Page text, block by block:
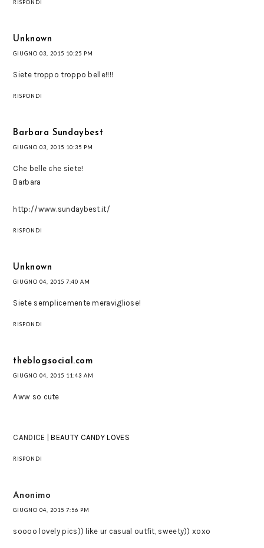
RISPONDI
Unknown
GIUGNO 03, 2015 10:25 PM
Siete troppo troppo belle!!!!
RISPONDI
Barbara Sundaybest
GIUGNO 03, 2015 10:35 PM
Che belle che siete!
Barbara
http://www.sundaybest.it/
RISPONDI
Unknown
GIUGNO 04, 2015 7:40 AM
Siete semplicemente meravigliose!
RISPONDI
theblogsocial.com
GIUGNO 04, 2015 11:43 AM
Aww so cute
CANDICE |BEAUTY CANDY LOVES
RISPONDI
Anonimo
GIUGNO 04, 2015 7:56 PM
soooo lovely pics)) like ur casual outfit, sweety)) xoxo